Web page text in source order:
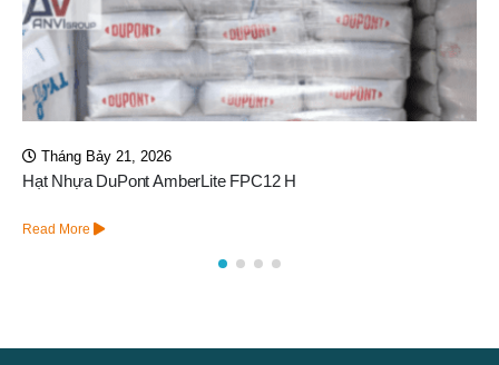
Tháng Mười 25, 2024
Van Autovalve F71B3 – Van Điều Khiển Tự Động
Read More